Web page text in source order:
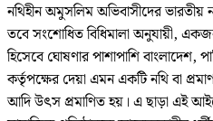
নথিহীন অমুসলিম অভিবাসীদের
তবে সংশোধিত বিধিমালা অনুযায়ী,
হিসেবে ঘোষণার পাশাপাশি বাংলাদেশ,
কর্তৃপক্ষের দেয়া এমন একটি নথি বা
আদি উৎস প্রমাণিত হয়। এ ছাড়া এই